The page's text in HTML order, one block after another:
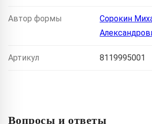
Автор формы
Сорокин
Артикул 8119995001
Вопросы и ответы